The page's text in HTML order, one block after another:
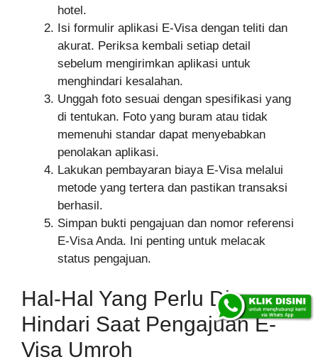
hotel.
Isi formulir aplikasi E-Visa dengan teliti dan
akurat. Periksa kembali setiap detail
sebelum mengirimkan aplikasi untuk
menghindari kesalahan.
Unggah foto sesuai dengan spesifikasi yang
di tentukan. Foto yang buram atau tidak
memenuhi standar dapat menyebabkan
penolakan aplikasi.
Lakukan pembayaran biaya E-Visa melalui
metode yang tertera dan pastikan transaksi
berhasil.
Simpan bukti pengajuan dan nomor referensi
E-Visa Anda. Ini penting untuk melacak
status pengajuan.
Hal-Hal Yang Perlu Di
Hindari Saat Pengajuan E-
Visa Umroh